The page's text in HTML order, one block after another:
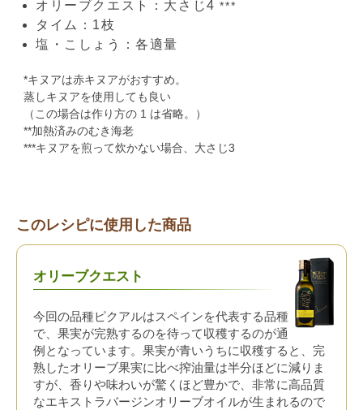
オリーブクエスト：大さじ4***
タイム：1枝
塩・こしょう：各適量
*キヌアは赤キヌアがおすすめ。
蒸しキヌアを使用しても良い
（この場合は作り方の 1 は省略。）
**加熱済みのむき海老
***キヌアを煎って炊かない場合、大さじ3
このレシピに使用した商品
オリーブクエスト
今回の品種ピクアルはスペインを代表する品種
で、果実が完熟するのを待って収穫するのが通
例となっています。果実が青いうちに収穫すると、完
熟したオリーブ果実に比べ搾油量は半分ほどに減りま
すが、香りや味わいが驚くほど豊かで、非常に高品質
なエキストラバージンオリーブオイルが生まれるので